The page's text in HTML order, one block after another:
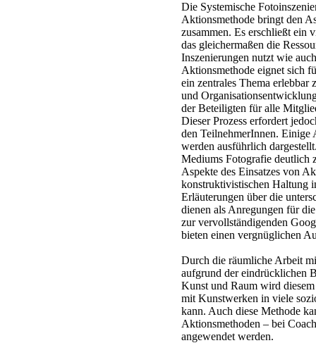
Die Systemische
Aktionsmethode bringt den
zusammen. Es erschließt ein
das gleichermaßen die
Inszenierungen nutzt wie
Aktionsmethode eignet sich
ein zentrales Thema erlebbar
und
der Beteiligten für alle
Dieser Prozess erfordert
den TeilnehmerInnen. Einige
werden ausführlich
Mediums Fotografie deutlich
Aspekte des Einsatzes von
konstruktivistischen Haltung
Erläuterungen über die
dienen als Anregungen für
zur vervollständigenden
bieten einen vergnüglichen
Durch die räumliche Arbeit
aufgrund der eindrücklichen
Kunst und Raum wird
mit Kunstwerken in viele
kann. Auch diese Methode
Aktionsmethoden – bei
angewendet werden.